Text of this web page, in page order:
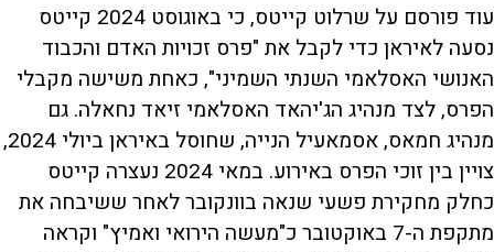
עוד פורסם על שרלוט קייטס, כי באוגוסט 2024 קייטס
נסעה לאיראן כדי לקבל את "פרס זכויות האדם והכבוד
האנושי האסלאמי השנתי השמיני", כאחת משישה מקבלי
הפרס, לצד מנהיג הג'יהאד האסלאמי זיאד נחאלה. גם
מנהיג חמאס, אסמאעיל הנייה, שחוסל באיראן ביולי 2024,
צויין בין זוכי הפרס באירוע. במאי 2024 נעצרה קייטס
כחלק מחקירת פשעי שנאה בוונקובר לאחר ששיבחה את
מתקפת ה-7 באוקטובר כ"מעשה הירואי ואמיץ" וקראה